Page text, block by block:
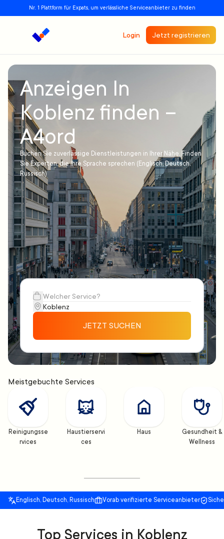
Nr. 1 Plattform für Expats, um verlässliche Serviceanbieter zu finden
Login Jetzt registrieren
Anzeigen In
Koblenz finden –
A4ord
Buchen Sie zuverlässige Dienstleistungen in Ihrer Nähe. Finden
Sie Experten, die Ihre Sprache sprechen (Englisch, Deutsch,
Russisch)
JETZT SUCHEN
Meistgebuchte Services
Reinigungsse
rvices
Haustierservi
ces
Haus
Gesundheit &
Wellness
Englisch, Deutsch, Russisch Vorab verifizierte Serviceanbieter
Top Services in Koblenz